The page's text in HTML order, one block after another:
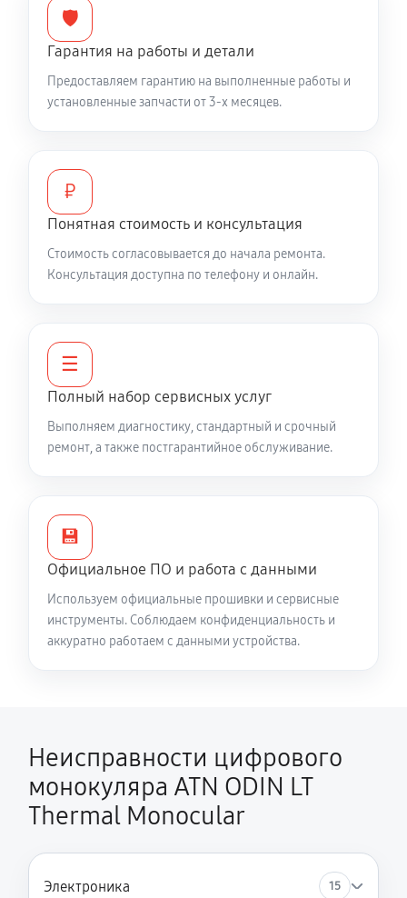
🛡️
Гарантия на работы и детали
Предоставляем гарантию на выполненные работы и
установленные запчасти от 3-х месяцев.
₽
Понятная стоимость и консультация
Стоимость согласовывается до начала ремонта.
Консультация доступна по телефону и онлайн.
☰
Полный набор сервисных услуг
Выполняем диагностику, стандартный и срочный
ремонт, а также постгарантийное обслуживание.
💾
Официальное ПО и работа с данными
Используем официальные прошивки и сервисные
инструменты. Соблюдаем конфиденциальность и
аккуратно работаем с данными устройства.
Неисправности цифрового
монокуляра ATN ODIN LT
Thermal Monocular
Электроника 15